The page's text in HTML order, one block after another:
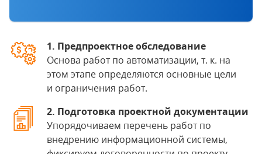
1. Предпроектное обследование
Основа работ по автоматизации, т. к. на
этом этапе определяются основные цели
и ограничения работ.
2. Подготовка проектной документации
Упорядочиваем перечень работ по
внедрению информационной системы,